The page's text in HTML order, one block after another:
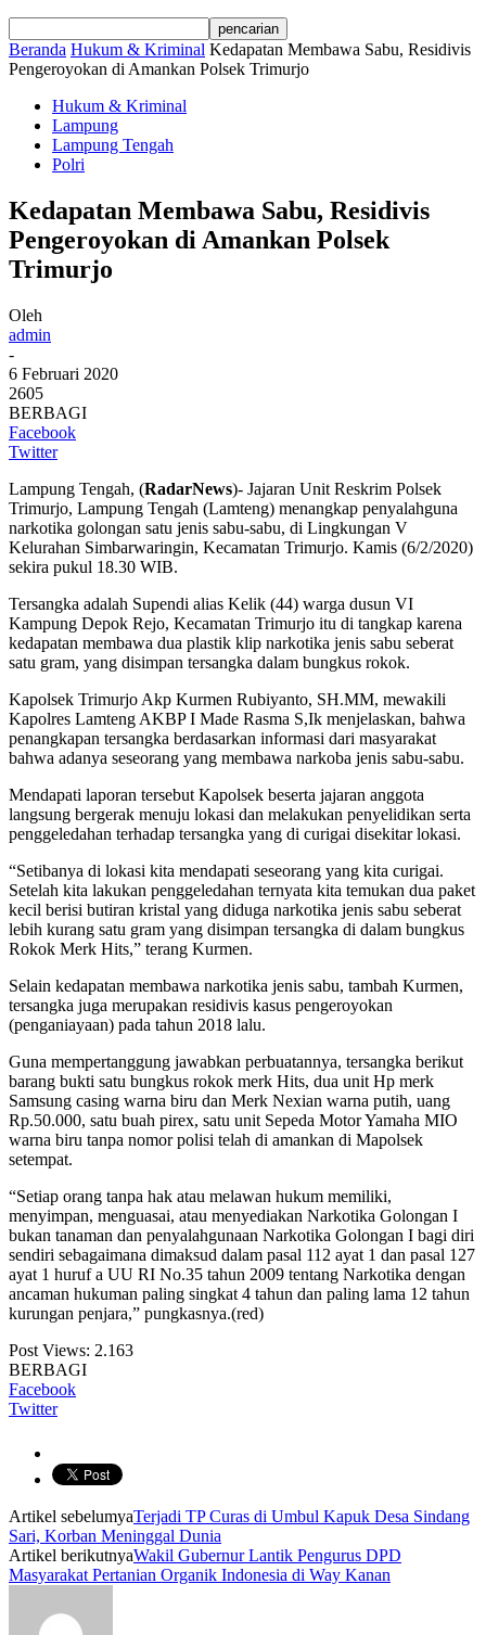
Beranda Hukum & Kriminal Kedapatan Membawa Sabu, Residivis
Pengeroyokan di Amankan Polsek Trimurjo
Hukum & Kriminal
Lampung
Lampung Tengah
Polri
Kedapatan Membawa Sabu, Residivis
Pengeroyokan di Amankan Polsek
Trimurjo
Oleh
admin
-
6 Februari 2020
2605
BERBAGI
Facebook
Twitter
Lampung Tengah, (RadarNews)- Jajaran Unit Reskrim Polsek
Trimurjo, Lampung Tengah (Lamteng) menangkap penyalahguna
narkotika golongan satu jenis sabu-sabu, di Lingkungan V
Kelurahan Simbarwaringin, Kecamatan Trimurjo. Kamis (6/2/2020)
sekira pukul 18.30 WIB.
Tersangka adalah Supendi alias Kelik (44) warga dusun VI
Kampung Depok Rejo, Kecamatan Trimurjo itu di tangkap karena
kedapatan membawa dua plastik klip narkotika jenis sabu seberat
satu gram, yang disimpan tersangka dalam bungkus rokok.
Kapolsek Trimurjo Akp Kurmen Rubiyanto, SH.MM, mewakili
Kapolres Lamteng AKBP I Made Rasma S,Ik menjelaskan, bahwa
penangkapan tersangka berdasarkan informasi dari masyarakat
bahwa adanya seseorang yang membawa narkoba jenis sabu-sabu.
Mendapati laporan tersebut Kapolsek beserta jajaran anggota
langsung bergerak menuju lokasi dan melakukan penyelidikan serta
penggeledahan terhadap tersangka yang di curigai disekitar lokasi.
“Setibanya di lokasi kita mendapati seseorang yang kita curigai.
Setelah kita lakukan penggeledahan ternyata kita temukan dua paket
kecil berisi butiran kristal yang diduga narkotika jenis sabu seberat
lebih kurang satu gram yang disimpan tersangka di dalam bungkus
Rokok Merk Hits,” terang Kurmen.
Selain kedapatan membawa narkotika jenis sabu, tambah Kurmen,
tersangka juga merupakan residivis kasus pengeroyokan
(penganiayaan) pada tahun 2018 lalu.
Guna mempertanggung jawabkan perbuatannya, tersangka berikut
barang bukti satu bungkus rokok merk Hits, dua unit Hp merk
Samsung casing warna biru dan Merk Nexian warna putih, uang
Rp.50.000, satu buah pirex, satu unit Sepeda Motor Yamaha MIO
warna biru tanpa nomor polisi telah di amankan di Mapolsek
setempat.
“Setiap orang tanpa hak atau melawan hukum memiliki,
menyimpan, menguasai, atau menyediakan Narkotika Golongan I
bukan tanaman dan penyalahgunaan Narkotika Golongan I bagi diri
sendiri sebagaimana dimaksud dalam pasal 112 ayat 1 dan pasal 127
ayat 1 huruf a UU RI No.35 tahun 2009 tentang Narkotika dengan
ancaman hukuman paling singkat 4 tahun dan paling lama 12 tahun
kurungan penjara,” pungkasnya.(red)
Post Views: 2.163
BERBAGI
Facebook
Twitter
Artikel sebelumyaTerjadi TP Curas di Umbul Kapuk Desa Sindang
Sari, Korban Meninggal Dunia
Artikel berikutnyaWakil Gubernur Lantik Pengurus DPD
Masyarakat Pertanian Organik Indonesia di Way Kanan